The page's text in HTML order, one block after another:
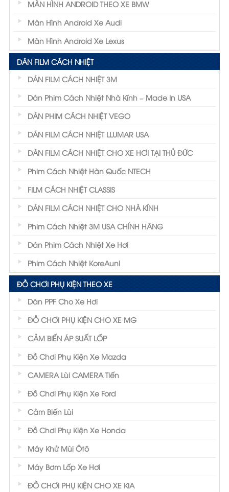
MÀN HÌNH ANDROID THEO XE BMW
Màn Hình Android Xe Audi
Màn Hình Android Xe Lexus
DÁN FILM CÁCH NHIỆT
DÁN FILM CÁCH NHIỆT 3M
Dán Phim Cách Nhiệt Nhà Kính – Made In USA
DÁN PHIM CÁCH NHIỆT VEGO
DÁN FILM CÁCH NHIỆT LLUMAR USA
DÁN FILM CÁCH NHIỆT CHO XE HƠI TẠI THỦ ĐỨC
Phim Cách Nhiệt Hàn Quốc NTECH
FILM CÁCH NHIỆT CLASSIS
DÁN FILM CÁCH NHIỆT CHO NHÀ KÍNH
Phim Cách Nhiệt 3M USA CHÍNH HÃNG
Dán Phim Cách Nhiệt Xe Hơi
Phim Cách Nhiệt KoreAuni
ĐỒ CHƠI PHỤ KIỆN THEO XE
Dán PPF Cho Xe Hơi
ĐỒ CHƠI PHỤ KIỆN CHO XE MG
CẢM BIẾN ÁP SUẤT LỐP
Đồ Chơi Phụ Kiện Xe Mazda
CAMERA Lùi CAMERA Tiến
Đồ Chơi Phụ Kiện Xe Ford
Cảm Biến Lùi
Đồ Chơi Phụ Kiện Xe Honda
Máy Khử Mùi Ôtô
Máy Bơm Lốp Xe Hơi
ĐỒ CHƠI PHỤ KIỆN CHO XE KIA